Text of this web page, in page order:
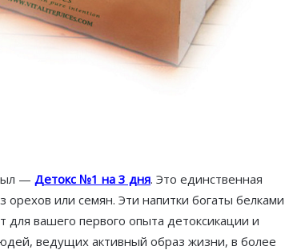
— Детокс №1 на 3 дня. Это единственная
орехов или семян. Эти напитки богаты белками
вашего первого опыта детоксикации и
ведущих активный образ жизни, в более